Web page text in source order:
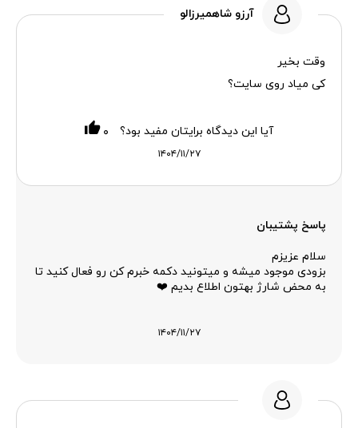
آرزو شاهمیرزالو
وقت بخیر
کی میاد روی سایت؟
۱۴۰۴/۱۱/۲۷
آیا این دیدگاه برایتان مفید بود؟ ۰
پاسخ پشتیبان
سلام عزیزم
بزودی موجود میشه و میتونید دکمه خبرم کن رو فعال کنید تا
به محض شارژ بهتون اطلاع بدیم ❤️
۱۴۰۴/۱۱/۲۷